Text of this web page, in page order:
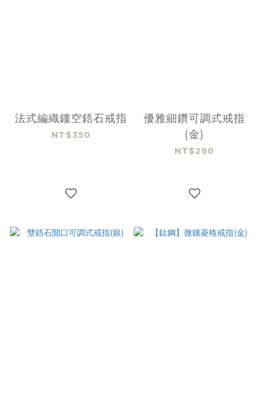
法式編織鏤空鋯石戒指
NT$350
優雅細鑽可調式戒指
(金)
NT$290